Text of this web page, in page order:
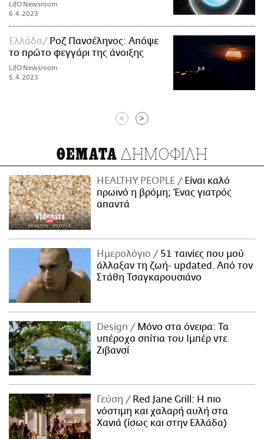
LifO Newsroom
6.4.2023
Ελλάδα
Ροζ Πανσέληνος: Απόψε
το πρώτο φεγγάρι της άνοιξης
LifO Newsroom
5.4.2023
< >
ΘΕΜΑΤΑ ΔΗΜΟΦΙΛΗ
HEALTHY PEOPLE
Είναι καλό
πρωινό η βρόμη; Ένας γιατρός
απαντά
Ημερολόγιο
51 ταινίες που μού
άλλαξαν τη ζωή- updated. Aπό τον
Στάθη Τσαγκαρουσιάνο
Design
Μόνο στα όνειρα: Τα
υπέροχα σπίτια του Ιμπέρ ντε
Ζιβανσί
Γεύση
Red Jane Grill: Η πιο
νόστιμη και χαλαρή αυλή στα
Χανιά (ίσως και στην Ελλάδα)